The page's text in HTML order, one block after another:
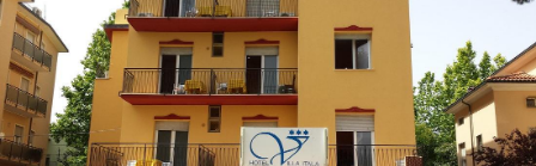
Numerių tvarkymas: kasdien
Plaukų džiovintuvas: registratūroje, pagal atskirą
užklausimą, nemokamai
Dušas
Internetas: Wi-Fi nemokamai
Televizorius: yra
Balkonas ne visuose numeriuose